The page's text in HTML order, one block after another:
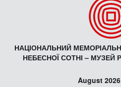
НАЦІОНАЛЬНИЙ
НЕБЕСНОЇ СОТНІ – МУЗЕЙ
August 2026